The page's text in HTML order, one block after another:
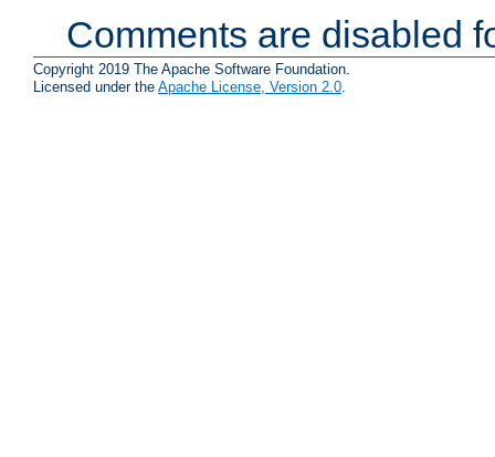
Comments are disabled
Copyright 2019 The Apache Software Foundation.
Licensed under the Apache License, Version 2.0.